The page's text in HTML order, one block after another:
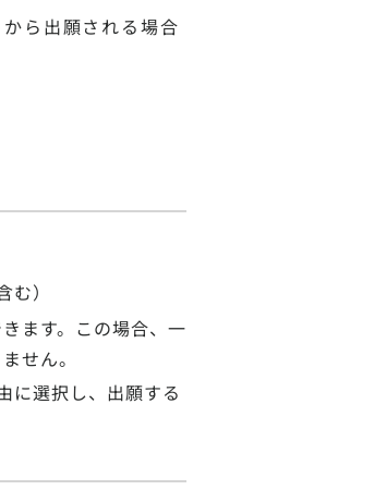
ら出願される場合
）
ます。この場合、一
せん。
に選択し、出願する